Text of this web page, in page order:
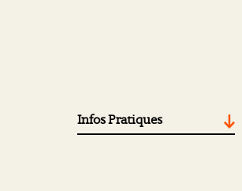
Infos Pratiques